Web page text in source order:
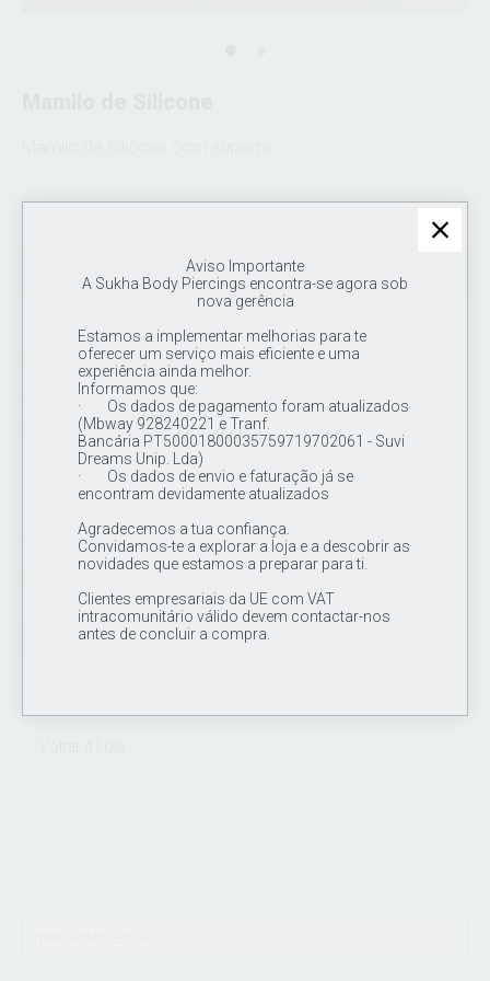
Aviso Importante
A Sukha Body Piercings encontra-se agora sob
nova gerência
Estamos a implementar melhorias para te
oferecer um serviço mais eficiente e uma
experiência ainda melhor.
Informamos que:
· Os dados de pagamento foram atualizados
(Mbway 928240221 e Tranf.
Bancária PT50001800035759719702061 - Suvi
Dreams Unip. Lda)
· Os dados de envio e faturação já se
encontram devidamente atualizados
Agradecemos a tua confiança.
Convidamos-te a explorar a loja e a descobrir as
novidades que estamos a preparar para ti.
Clientes empresariais da UE com VAT
intracomunitário válido devem contactar-nos
antes de concluir a compra.
Exclusivo profissionais
MAIS INFORMAÇÕES
Mamilo de Silicone, molde apto para treino ou exposição de
jóias, com suporte de acrílico
(jóias não incluídas)
Ref.: SO2004